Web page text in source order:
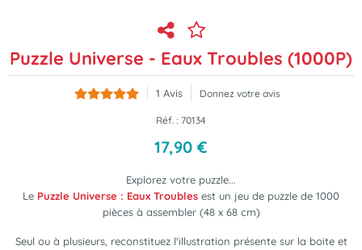
Puzzle Universe - Eaux Troubles (1000P)
1 Avis Donnez votre avis
Réf. : 70134
17,90 €
Explorez votre puzzle...
Le Puzzle Universe : Eaux Troubles est un jeu de puzzle de 1000
pièces à assembler (48 x 68 cm)
Seul ou à plusieurs, reconstituez l'illustration présente sur la boite et